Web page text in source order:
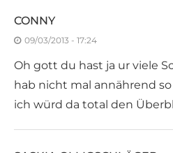
CONNY
09/03/2013 - 17:24
Oh gott du hast ja ur viele
hab nicht mal annährend
ich würd da total den